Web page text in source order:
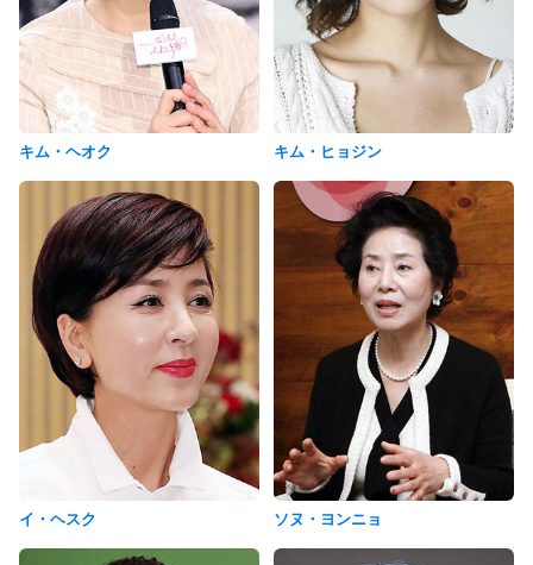
キム・ヘオク キム・ヒョジン
イ・ヘスク ソヌ・ヨンニョ